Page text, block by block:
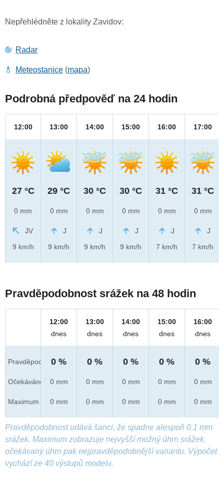
Nepřehlédněte z lokality Zavidov:
Radar
Meteostanice (mapa)
Podrobná předpověď na 24 hodin
12:00
27 °C
0 mm
JV
9 km/h
13:00
29 °C
0 mm
J
9 km/h
14:00
30 °C
0 mm
J
9 km/h
15:00
30 °C
0 mm
J
9 km/h
16:00
31 °C
0 mm
J
7 km/h
17:00
31 °C
0 mm
J
7 km/h
Pravděpodobnost srážek na 48 hodin
Pravděpod.
Očekáváno
Maximum
12:00
dnes
0 %
0 mm
0 mm
13:00
dnes
0 %
0 mm
0 mm
14:00
dnes
0 %
0 mm
0 mm
15:00
dnes
0 %
0 mm
0 mm
16:00
dnes
0 %
0 mm
0 mm
Pravděpodobnost udává šanci, že spadne alespoň 0,1 mm
srážek. Maximum zobrazuje nejvyšší možný úhrn srážek,
očekávaný úhrn pak nejpravděpodobnější variantu. Výpočet
vychází ze 40 výstupů modelu.